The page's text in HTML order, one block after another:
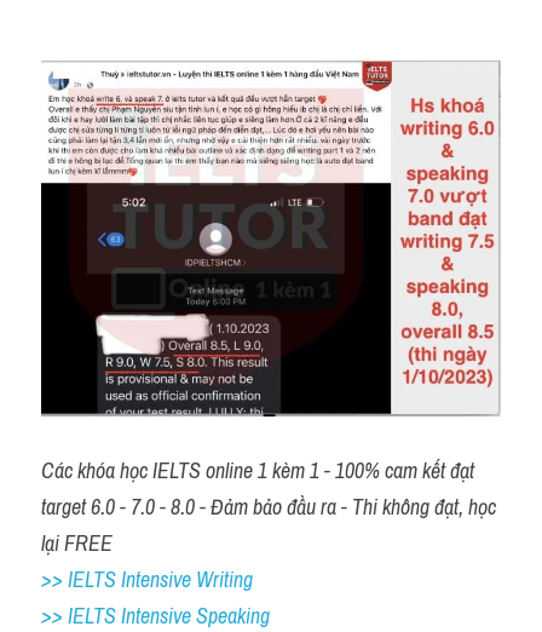
Các khóa học IELTS online 1 kèm 1 - 100% cam kết đạt
target 6.0 - 7.0 - 8.0 - Đảm bảo đầu ra - Thi không đạt, học
lại FREE
>> IELTS Intensive Writing
>> IELTS Intensive Speaking